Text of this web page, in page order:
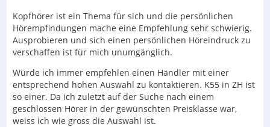
Kopfhörer ist ein Thema für sich und die persönlichen
Hörempfindungen mache eine Empfehlung sehr schwierig.
Ausprobieren und sich einen persönlichen Höreindruck zu
verschaffen ist für mich unumgänglich.
Würde ich immer empfehlen einen Händler mit einer
entsprechend hohen Auswahl zu kontaktieren. K55 in ZH ist
so einer. Da ich zuletzt auf der Suche nach einem
geschlossen Hörer in der gewünschten Preisklasse war,
weiss ich wie gross die Auswahl ist.